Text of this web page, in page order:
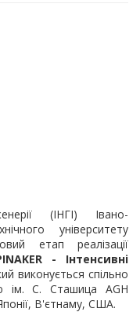
(ІНГІ) Івано-
університету
етап реалізації
- Інтенсивні
виконується спільно
ім. С. Сташица AGH
В'єтнаму, США.